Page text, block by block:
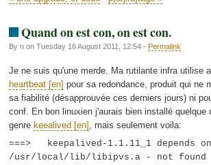
Quand on est con, on est con.
By n on Tuesday 16 August 2011, 12:54 - Permalink
Je ne suis qu'une merde. Ma rutilante infra utilise
heartbeat
pour sa redondance, produit qui ne
sa fiabilité (désapprouvée ces derniers jours) ni
conf. En bon linuxien j'aurais bien installé quelque
genre keealived
, mais seulement voila:
===> keepalived-1.1.11_1 depends
/usr/local/lib/libipvs.a - not found